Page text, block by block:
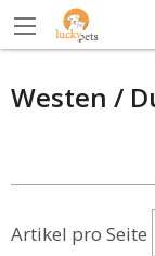
Westen /
Artikel pro Seite